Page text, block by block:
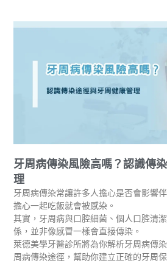
牙周病傳染風險高嗎？認識傳
理
牙周病傳染常讓許多人擔心是否會影響
擔心一起吃飯就會被感染。
其實，牙周病與口腔細菌、個人口腔清
係，並非像感冒一樣會直接傳染。
萊德美學牙醫診所將為你解析牙周病傳
周病傳染途徑，幫助你建立正確的牙周保